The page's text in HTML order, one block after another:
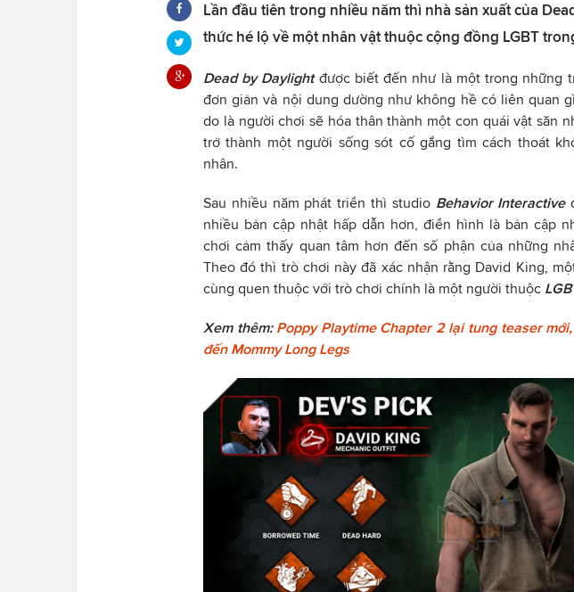
Lần đầu tiên trong nhiều năm thì nhà sản xuất của
thức hé lộ về một nhân vật thuộc cộng đồng LGBT
Dead by Daylightđược biết đến như là một trong những
đơn giản và nội dung dường như không hề có liên quan
do là người chơi sẽ hóa thân thành một con quái vật săn
trở thành một người sống sót cố gắng tìm cách thoát
nhân.
Sau nhiều năm phát triển thì studio Behavior Interactive
nhiều bản cập nhật hấp dẫn hơn, điển hình là bản cập
chơi cảm thấy quan tâm hơn đến số phận của những
Theo đó thì trò chơi này đã xác nhận rằng David King,
cùng quen thuộc với trò chơi chính là một người thuộc
Xem thêm: Poppy Playtime Chapter 2 lại tung teaser
đến Mommy Long Legs